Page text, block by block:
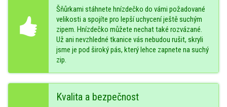
Šňůrkami stáhnete hnízdečko do vámi požadované
velikosti a spojíte pro lepší uchycení ještě suchým
zipem. Hnízdečko můžete nechat také rozvázané.
Už ani nevzhledné tkanice vás nebudou rušit, skryli
jsme je pod široký pás, který lehce zapnete na suchý
zip.
Kvalita a bezpečnost